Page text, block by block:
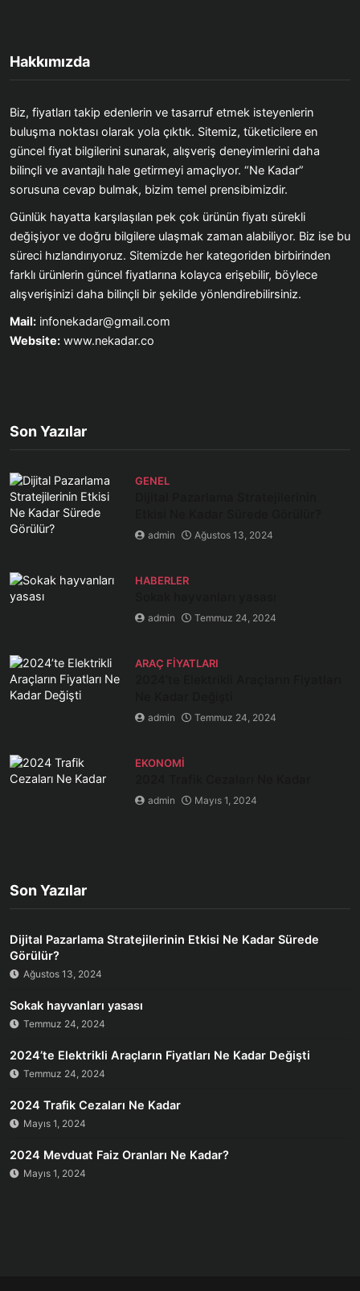
Hakkımızda
Biz, fiyatları takip edenlerin ve tasarruf etmek isteyenlerin
buluşma noktası olarak yola çıktık. Sitemiz, tüketicilere en
güncel fiyat bilgilerini sunarak, alışveriş deneyimlerini daha
bilinçli ve avantajlı hale getirmeyi amaçlıyor. “Ne Kadar”
sorusuna cevap bulmak, bizim temel prensibimizdir.
Günlük hayatta karşılaşılan pek çok ürünün fiyatı sürekli
değişiyor ve doğru bilgilere ulaşmak zaman alabiliyor. Biz ise bu
süreci hızlandırıyoruz. Sitemizde her kategoriden birbirinden
farklı ürünlerin güncel fiyatlarına kolayca erişebilir, böylece
alışverişinizi daha bilinçli bir şekilde yönlendirebilirsiniz.
Mail: infonekadar@gmail.com
Website: www.nekadar.co
Son Yazılar
GENEL
admin Ağustos 13, 2024
HABERLER
admin Temmuz 24, 2024
ARAÇ FIYATLARI
admin Temmuz 24, 2024
EKONOMI
admin Mayıs 1, 2024
Son Yazılar
Dijital Pazarlama Stratejilerinin Etkisi Ne Kadar Sürede
Görülür?
Ağustos 13, 2024
Sokak hayvanları yasası
Temmuz 24, 2024
2024’te Elektrikli Araçların Fiyatları Ne Kadar Değişti
Temmuz 24, 2024
2024 Trafik Cezaları Ne Kadar
Mayıs 1, 2024
2024 Mevduat Faiz Oranları Ne Kadar?
Mayıs 1, 2024